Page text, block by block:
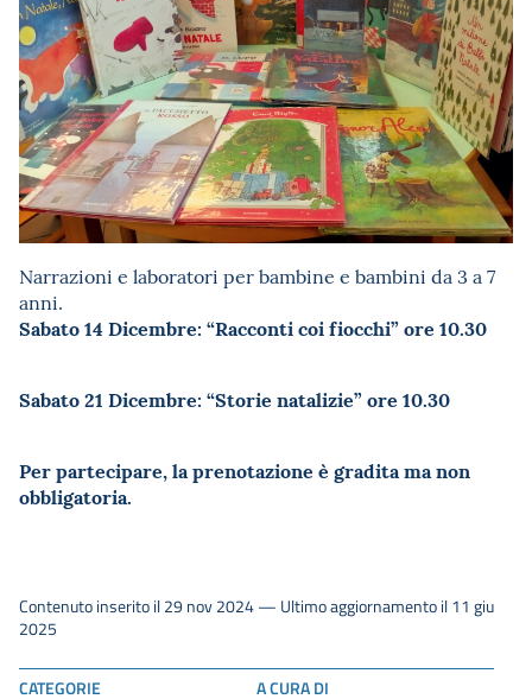
Narrazioni e laboratori per bambine e bambini da 3 a 7
anni.
Sabato 14 Dicembre: “Racconti coi fiocchi” ore 10.30
Sabato 21 Dicembre: “Storie natalizie” ore 10.30
Per partecipare, la prenotazione è gradita ma non
obbligatoria.
CATEGORIE A CURA DI
Contenuto inserito il 29 nov 2024 — Ultimo aggiornamento il 11 giu
2025